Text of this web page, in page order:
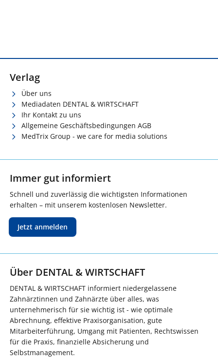
Verlag
Über uns
Mediadaten DENTAL & WIRTSCHAFT
Ihr Kontakt zu uns
Allgemeine Geschäftsbedingungen AGB
MedTrix Group - we care for media solutions
Immer gut informiert
Schnell und zuverlässig die wichtigsten Informationen
erhalten – mit unserem kostenlosen Newsletter.
Jetzt anmelden
Über DENTAL & WIRTSCHAFT
DENTAL & WIRTSCHAFT informiert niedergelassene
Zahnärztinnen und Zahnärzte über alles, was
unternehmerisch für sie wichtig ist - wie optimale
Abrechnung, effektive Praxisorganisation, gute
Mitarbeiterführung, Umgang mit Patienten, Rechtswissen
für die Praxis, finanzielle Absicherung und
Selbstmanagement.